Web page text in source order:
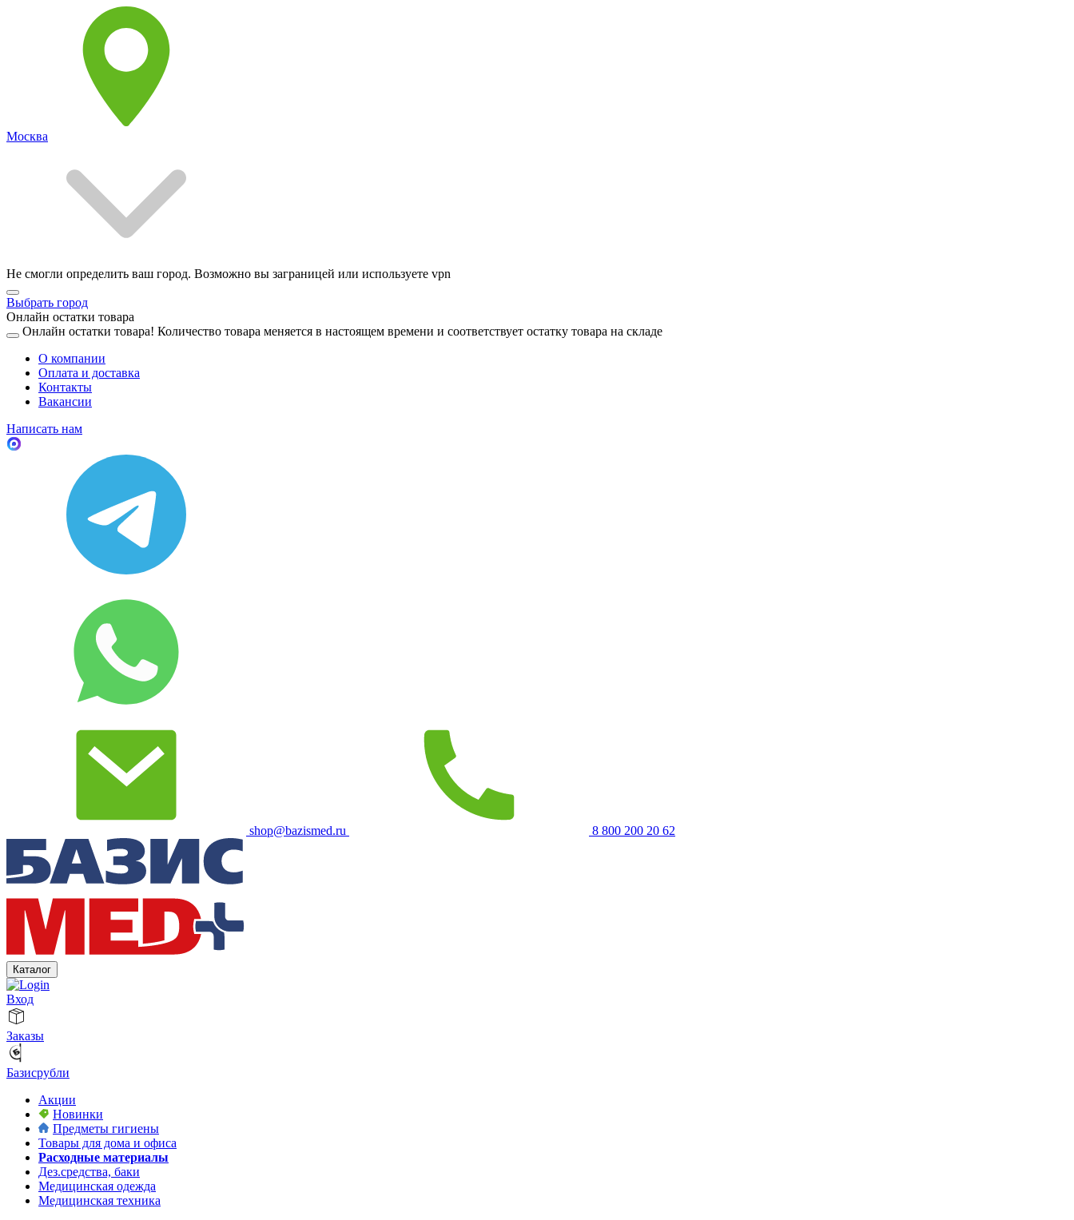
Москва
Не смогли определить ваш город. Возможно вы заграницей или используете vpn
Выбрать город
Онлайн остатки товара
Онлайн остатки товара! Количество товара меняется в настоящем времени и соответствует остатку товара на складе
О компании
Оплата и доставка
Контакты
Вакансии
Написать нам
shop@bazismed.ru 8 800 200 20 62
Каталог
Вход
Заказы
Базисрубли
Акции
Новинки
Предметы гигиены
Товары для дома и офиса
Расходные материалы
Дез.средства, баки
Медицинская одежда
Медицинская техника